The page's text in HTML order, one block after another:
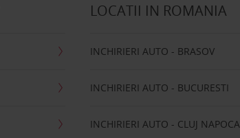
LOCATII IN ROMANIA
INCHIRIERI AUTO - BRASOV
INCHIRIERI AUTO - BUCURESTI
INCHIRIERI AUTO - CLUJ NAPOCA